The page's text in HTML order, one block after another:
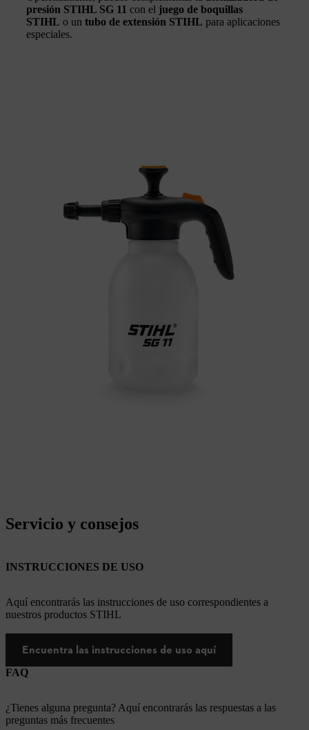
presión STIHL SG 11 con el juego de boquillas
STIHL o un tubo de extensión STIHL para aplicaciones
especiales.
Servicio y consejos
INSTRUCCIONES DE USO
Aquí encontrarás las instrucciones de uso correspondientes a
nuestros productos STIHL
Encuentra las instrucciones de uso aquí
FAQ
¿Tienes alguna pregunta? Aquí encontrarás las respuestas a las
preguntas más frecuentes